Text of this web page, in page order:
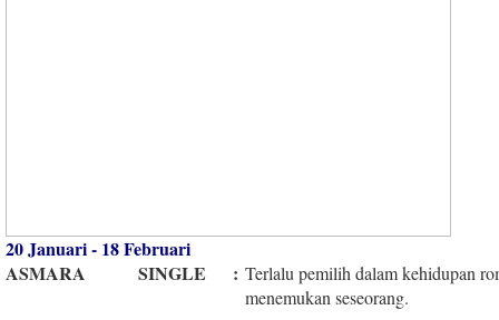
20 Januari - 18 Februari
ASMARA
SINGLE : Terlalu pemilih dalam kehidupan
menemukan seseorang.